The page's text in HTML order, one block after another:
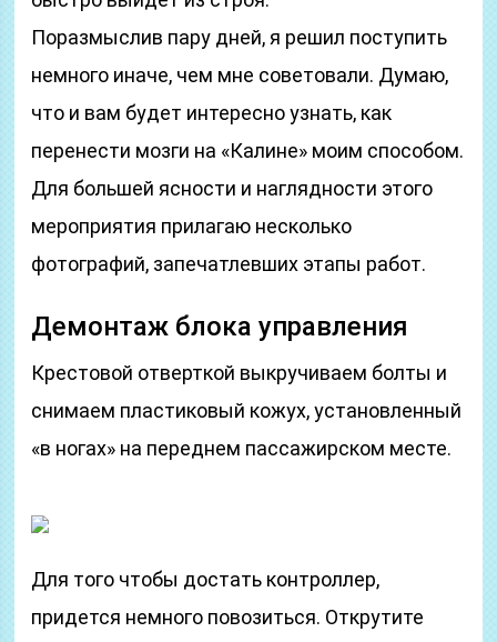
Поразмыслив пару дней, я решил поступить
немного иначе, чем мне советовали. Думаю,
что и вам будет интересно узнать, как
перенести мозги на «Калине» моим способом.
Для большей ясности и наглядности этого
мероприятия прилагаю несколько
фотографий, запечатлевших этапы работ.
Демонтаж блока управления
Крестовой отверткой выкручиваем болты и
снимаем пластиковый кожух, установленный
«в ногах» на переднем пассажирском месте.
Для того чтобы достать контроллер,
придется немного повозиться. Открутите